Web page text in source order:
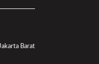
Barat